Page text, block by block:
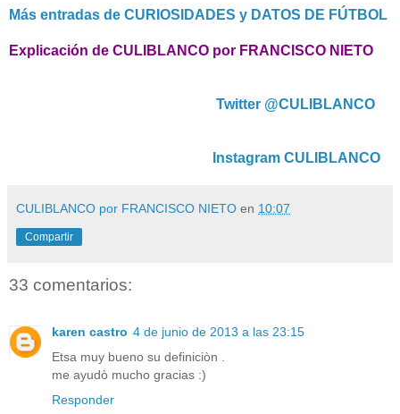
Más entradas de CURIOSIDADES y DATOS DE FÚTBOL
Explicación de CULIBLANCO por FRANCISCO NIETO
Twitter @CULIBLANCO
Instagram CULIBLANCO
CULIBLANCO por FRANCISCO NIETO en 10:07
Compartir
33 comentarios:
karen castro 4 de junio de 2013 a las 23:15
Etsa muy bueno su definiciòn .
me ayudò mucho gracias :)
Responder